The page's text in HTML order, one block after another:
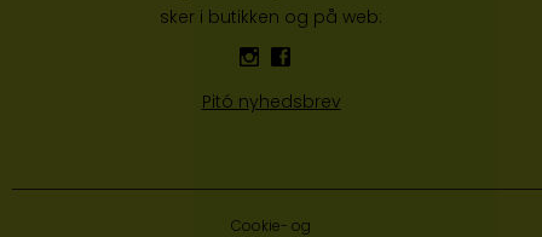
sker i butikken og på web:
Pitó nyhedsbrev
Cookie- og